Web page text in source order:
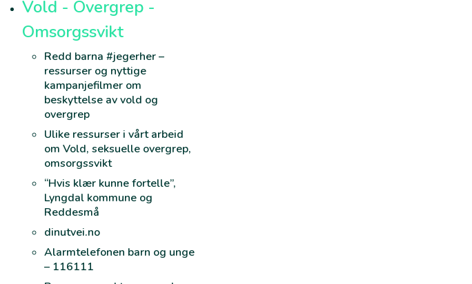
Vold - Overgrep -
Omsorgssvikt
Redd barna #jegerher –
ressurser og nyttige
kampanjefilmer om
beskyttelse av vold og
overgrep
Ulike ressurser i vårt arbeid
om Vold, seksuelle overgrep,
omsorgssvikt
“Hvis klær kunne fortelle”,
Lyngdal kommune og
Reddesmå
dinutvei.no
Alarmtelefonen barn og unge
– 116111